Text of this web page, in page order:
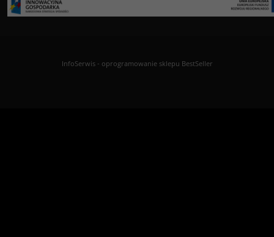
InfoSerwis- oprogramowanie sklepu BestSeller